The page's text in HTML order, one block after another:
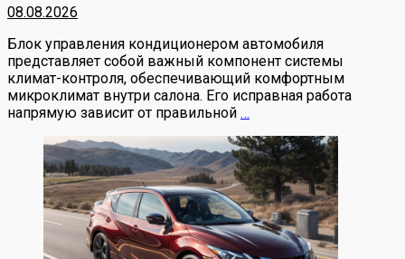
08.08.2026
Блок управления кондиционером автомобиля
представляет собой важный компонент системы
климат-контроля, обеспечивающий комфортным
микроклимат внутри салона. Его исправная работа
напрямую зависит от правильной …